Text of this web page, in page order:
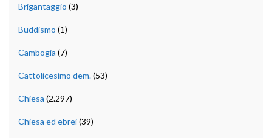
Brigantaggio (3)
Buddismo (1)
Cambogia (7)
Cattolicesimo dem.(53)
Chiesa (2.297)
Chiesa ed ebrei(39)